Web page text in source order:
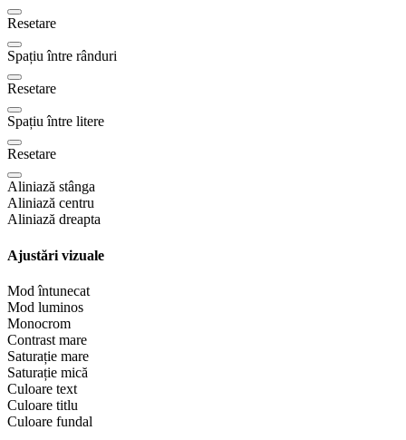
Resetare
Spațiu între rânduri
Resetare
Spațiu între litere
Resetare
Aliniază stânga
Aliniază centru
Aliniază dreapta
Ajustări vizuale
Mod întunecat
Mod luminos
Monocrom
Contrast mare
Saturație mare
Saturație mică
Culoare text
Culoare titlu
Culoare fundal